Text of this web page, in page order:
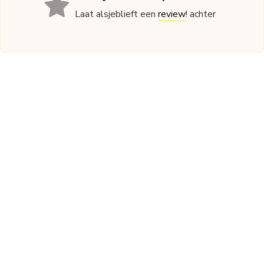
Laat alsjeblieft eenreview! achter